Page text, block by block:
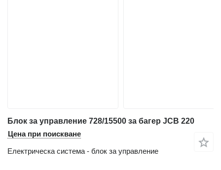
Блок за управление 728/15500 за багер JCB 220
Цена при поискване
Електрическа система - блок за управление